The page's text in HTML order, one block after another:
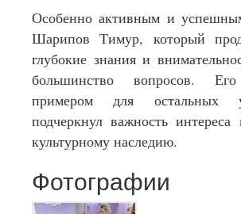
Особенно активным и
Шарипов Тимур, который
глубокие знания и
большинство вопросов.
примером для остальных
подчеркнул важность
культурному наследию.
Фотографии